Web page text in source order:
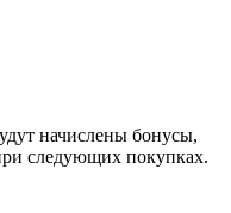
начислены бонусы,
следующих покупках.